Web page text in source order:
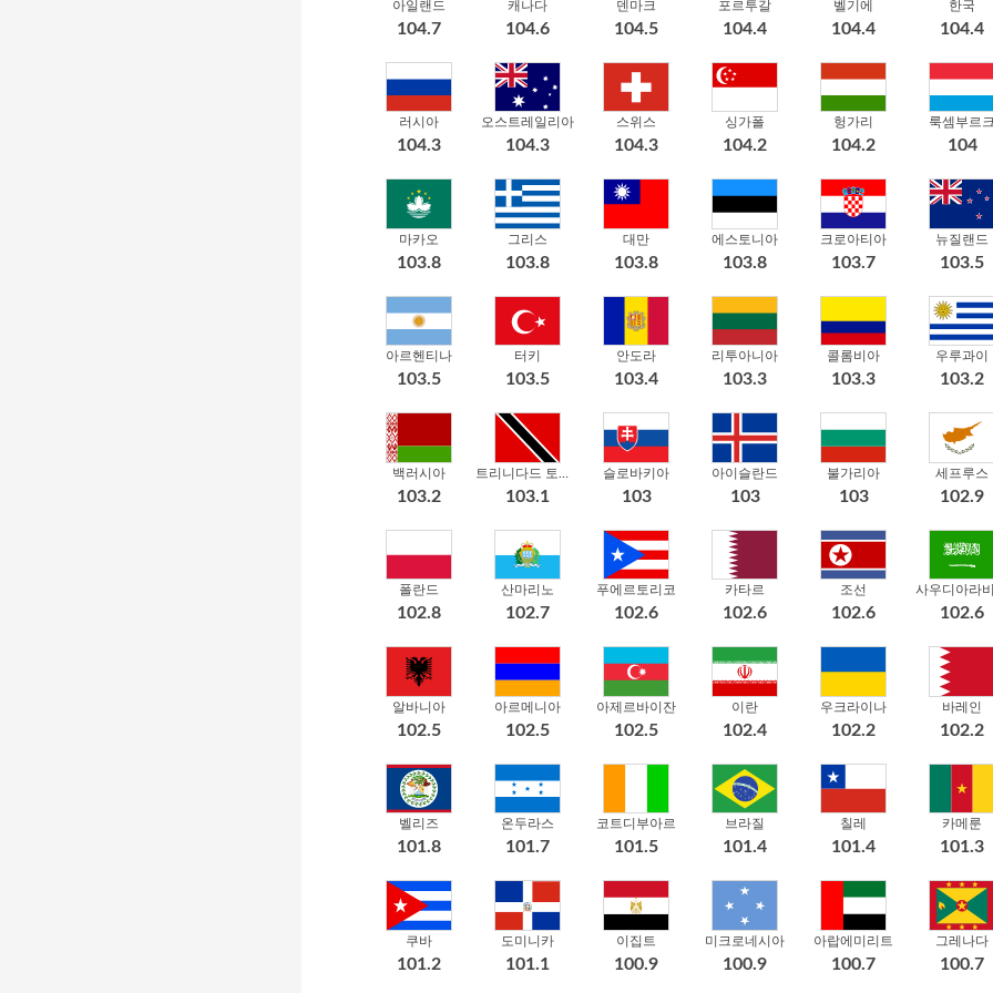
아일랜드
104.7
캐나다
104.6
덴마크
104.5
포르투갈
104.4
벨기에
104.4
한국
104.4
러시아
104.3
오스트레일리아
104.3
스위스
104.3
싱가폴
104.2
헝가리
104.2
룩셈부르
104
마카오
103.8
그리스
103.8
대만
103.8
에스토니아
103.8
크로아티아
103.7
뉴질랜드
103.5
아르헨티나
103.5
터키
103.5
안도라
103.4
리투아니아
103.3
콜롬비아
103.3
우루과이
103.2
백러시아
103.2 103.1
슬로바키아
103
아이슬란드
103
불가리아
103
세프루스
102.9
폴란드
102.8
산마리노
102.7
푸에르토리코
102.6
카타르
102.6
조선
102.6
사우디아라
102.6
알바니아
102.5
아르메니아
102.5
아제르바이잔
102.5
이란
102.4
우크라이나
102.2
바레인
102.2
벨리즈
101.8
온두라스
101.7
코트디부아르
101.5
브라질
101.4
칠레
101.4
카메룬
101.3
쿠바
101.2
도미니카
101.1
이집트
100.9
미크로네시아
100.9
아랍에미리트
100.7
그레나다
100.7